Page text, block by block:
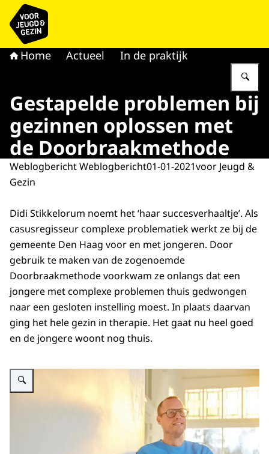
Naar de homepage van voor Jeugd & Gezin
Home Actueel In de praktijk
Gestapelde problemen bij
gezinnen oplossen met
de Doorbraakmethode
Weblogbericht Weblogbericht01-01-2021voor Jeugd &
Gezin
Didi Stikkelorum noemt het ‘haar succesverhaaltje’. Als
casusregisseur complexe problematiek werkt ze bij de
gemeente Den Haag voor en met jongeren. Door
gebruik te maken van de zogenoemde
Doorbraakmethode voorkwam ze onlangs dat een
jongere met complexe problemen thuis gedwongen
naar een gesloten instelling moest. In plaats daarvan
ging het hele gezin in therapie. Het gaat nu heel goed
en de jongere woont nog thuis.
Vergroot afbeelding Eelke Blokker van het IPW.